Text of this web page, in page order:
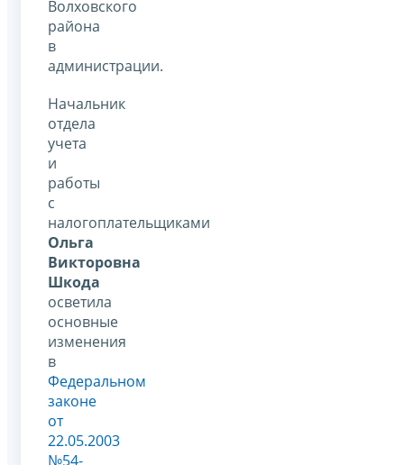
Волховского
района
в
администрации.
Начальник
отдела
учета
и
работы
с
налогоплательщиками
Ольга
Викторовна
Шкода
осветила
основные
изменения
в
Федеральном
законе
от
22.05.2003
№54-